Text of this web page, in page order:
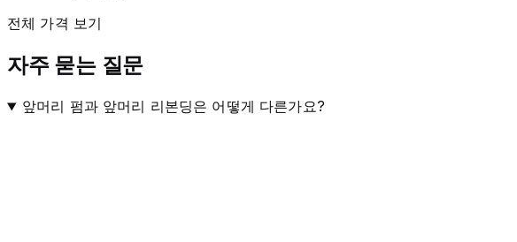
전체 가격 보기
자주 묻는 질문
앞머리 펌과 앞머리 리본딩은 어떻게 다른가요?